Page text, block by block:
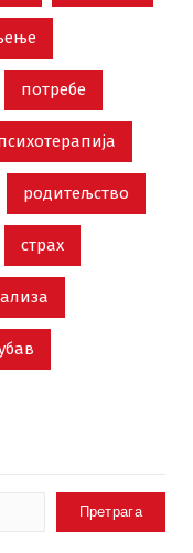
потребе
родитељство
страх
Претрага